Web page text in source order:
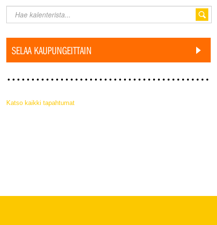
SELAA KAUPUNGEITTAIN
Katso kaikki tapahtumat